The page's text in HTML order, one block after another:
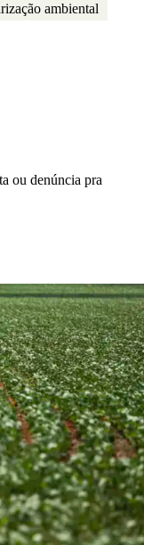
ambiental
ou denúncia pra